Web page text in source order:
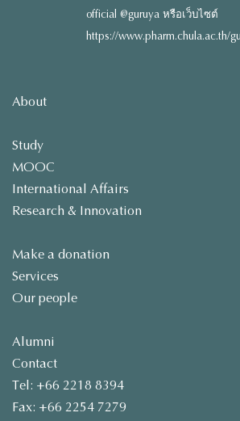
official @guruya หรือเว็บไซต์
https://www.pharm.chula.ac.th/
About
Study
MOOC
International Affairs
Research & Innovation
Make a donation
Services
Our people
Alumni
Contact
Tel: +66 2218 8394
Fax: +66 2254 7279